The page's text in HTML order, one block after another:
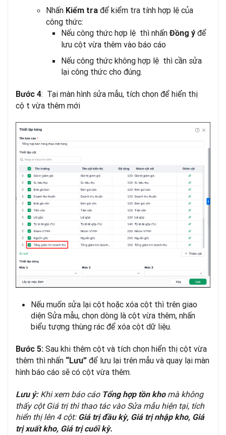
Nhấn Kiểm tra để kiểm tra tính hợp lệ của
công thức:
Nếu công thức hợp lệ thì nhấn Đồng ý để
lưu cột vừa thêm vào báo cáo
Nếu công thức không hợp lệ thì cần sửa
lại công thức cho đúng.
Bước 4: Tại màn hình sửa mẫu, tích chọn để hiển thị
cột vừa thêm mới
Nếu muốn sửa lại cột hoặc xóa cột thì trên giao
diện Sửa mẫu, chọn dòng là cột vừa thêm, nhấn
biểu tượng thùng rác để xóa cột dữ liệu.
Bước 5: Sau khi thêm cột và tích chọn hiển thị cột vừa
thêm thì nhấn “Lưu” để lưu lại trên mẫu và quay lại màn
hình báo cáo sẽ có cột vừa thêm.
Lưu ý:Khi xem báo cáo Tổng hợp tồn khomà không
thấy cột Giá trị thì thao tác vào Sửa mẫu hiện tại, tích
hiển thị lên 4 cột: Giá trị đầu kỳ, Giá trị nhập kho, Giá
trị xuất kho, Giá trị cuối kỳ.